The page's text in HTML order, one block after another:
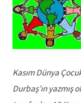
Kasım Dünya
Durbaş’ın yazmış